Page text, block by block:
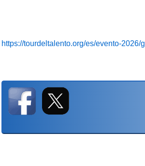
https://tourdeltalento.org/es/evento-